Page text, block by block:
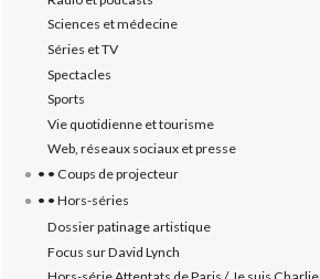
Sciences et médecine
Séries et TV
Spectacles
Sports
Vie quotidienne et tourisme
Web, réseaux sociaux et presse
• • Coups de projecteur
• • Hors-séries
Dossier patinage artistique
Focus sur David Lynch